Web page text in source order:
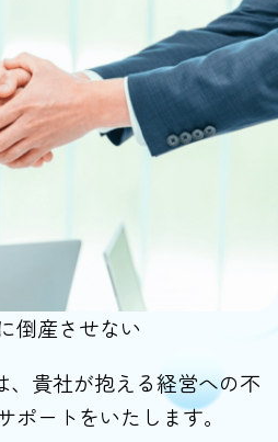
倒産させない
、貴社が抱える経営への不
ートをいたします。